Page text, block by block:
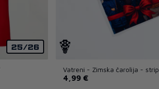
25/26
Vatreni - Zimska čarolija - strip
4,99 €